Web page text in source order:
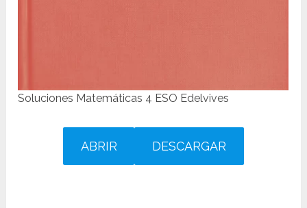
Soluciones Matemáticas 4 ESO Edelvives
ABRIR DESCARGAR